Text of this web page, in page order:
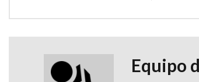
Equipo